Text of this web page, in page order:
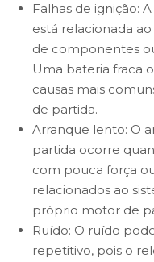
Falhas de ignição:
está relacionada
de componentes
Uma bateria fraca
causas mais
de partida.
Arranque lento: O
partida ocorre
com pouca força
relacionados ao
próprio motor de
Ruído: O ruído
repetitivo, pois o